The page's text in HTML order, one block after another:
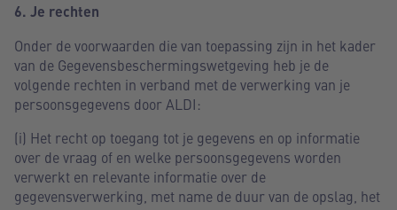
6. Je rechten
Onder de voorwaarden die van toepassing zijn in het kader
van de Gegevensbeschermingswetgeving heb je de
volgende rechten in verband met de verwerking van je
persoonsgegevens door ALDI:
(i) Het recht op toegang tot je gegevens en op informatie
over de vraag of en welke persoonsgegevens worden
verwerkt en relevante informatie over de
gegevensverwerking, met name de duur van de opslag, het